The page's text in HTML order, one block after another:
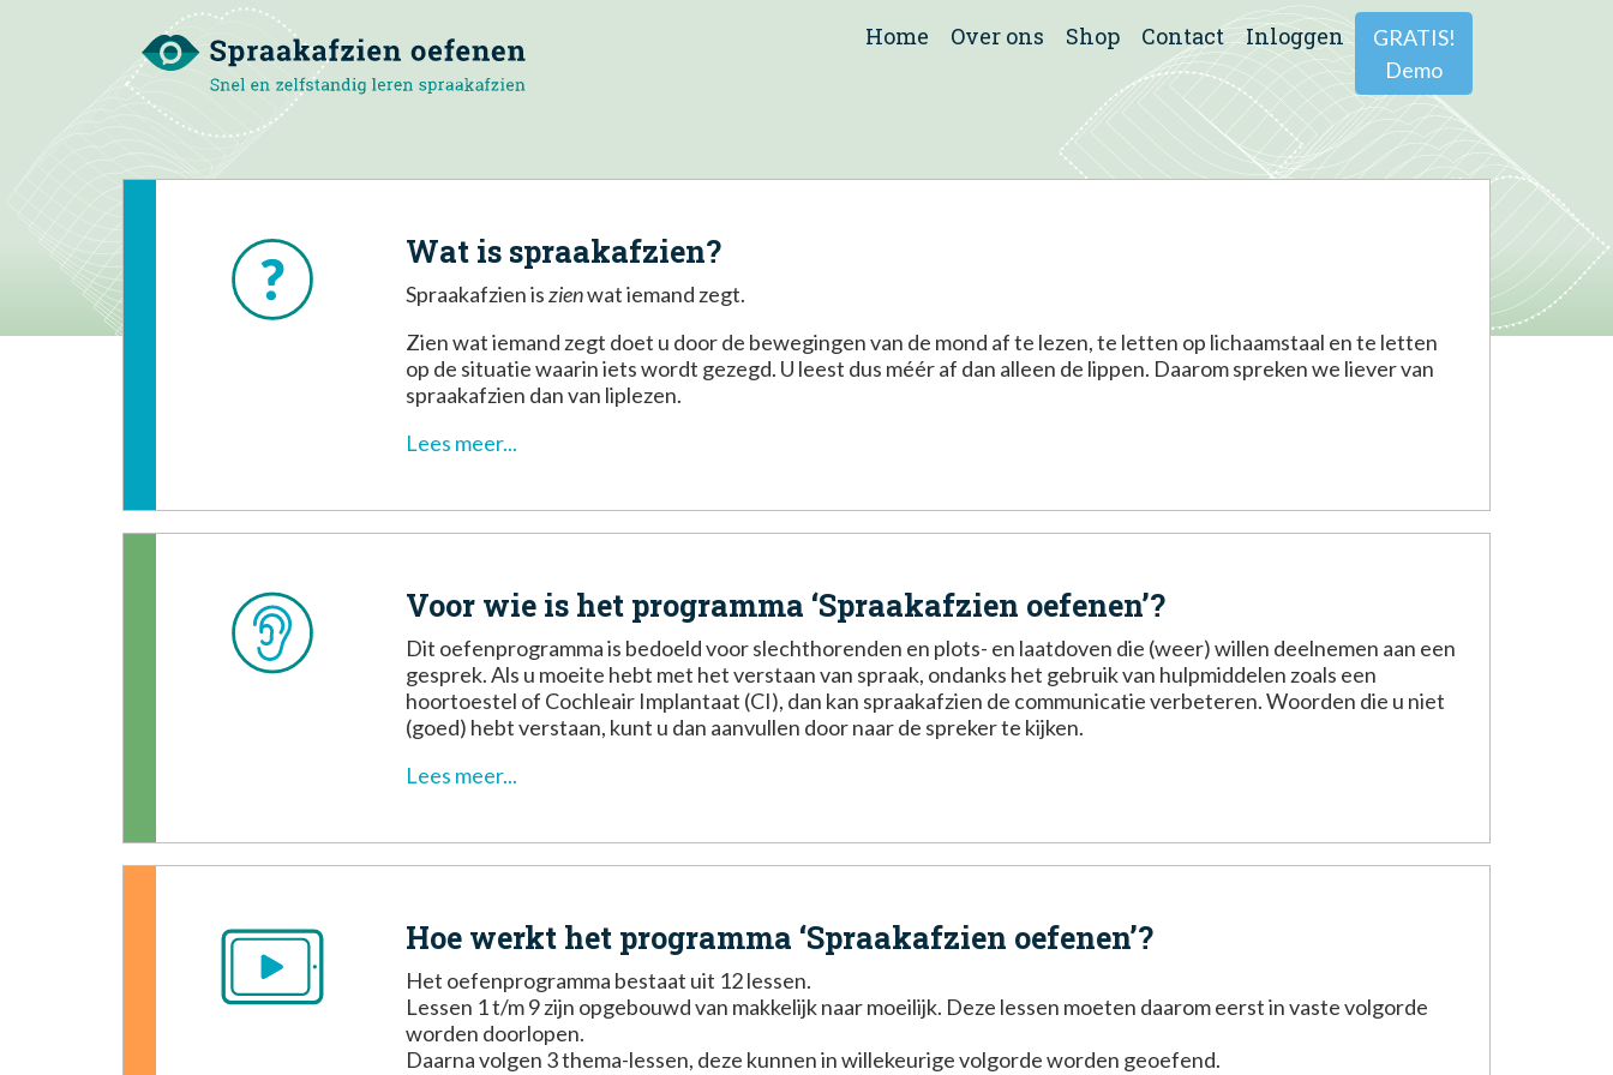
Home (current)
Over ons Shop Contact Inloggen
GRATIS!
Demo
Wat is spraakafzien?
Spraakafzien iszienwat iemand zegt.
Zien wat iemand zegt doet u door de bewegingen van de mond af te lezen, te letten op lichaamstaal en te letten
op de situatie waarin iets wordt gezegd. U leest dus méér af dan alleen de lippen. Daarom spreken we liever van
spraakafzien dan van liplezen.
Lees meer...
Voor wie is het programma ‘Spraakafzien oefenen’?
Dit oefenprogramma is bedoeld voor slechthorenden en plots- en laatdoven die (weer) willen deelnemen aan een
gesprek. Als u moeite hebt met het verstaan van spraak, ondanks het gebruik van hulpmiddelen zoals een
hoortoestel of Cochleair Implantaat (CI), dan kan spraakafzien de communicatie verbeteren. Woorden die u niet
(goed) hebt verstaan, kunt u dan aanvullen door naar de spreker te kijken.
Lees meer...
Hoe werkt het programma ‘Spraakafzien oefenen’?
Het oefenprogramma bestaat uit 12 lessen.
Lessen 1 t/m 9 zijn opgebouwd van makkelijk naar moeilijk. Deze lessen moeten daarom eerst in vaste volgorde
worden doorlopen.
Daarna volgen 3 thema-lessen, deze kunnen in willekeurige volgorde worden geoefend.